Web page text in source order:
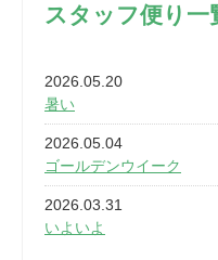
スタッフ便り一
2026.05.20
暑い
2026.05.04
ゴールデンウイーク
2026.03.31
いよいよ